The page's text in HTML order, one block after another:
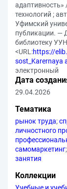
адаптивность»
технологий ;
Уфимский
публикации. —
библиотеку
<URL:https://
sost_Karernaya
электронный
Дата
29.04.2026
Тематика
рынок труда;
личностного
самомаркетинг;
занятия
Коллекции